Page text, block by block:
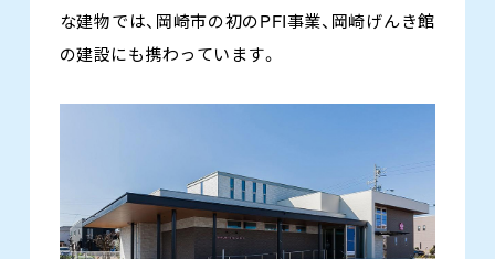
な建物では、岡崎市の初のPFI事業、岡崎げんき館
の建設にも携わっています。